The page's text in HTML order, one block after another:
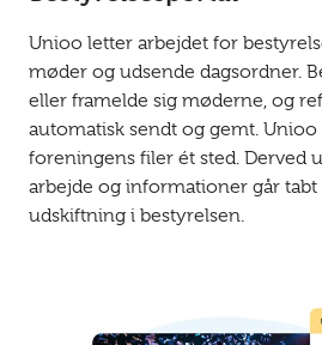
Unioo letter arbejdet for
møder og udsende dagsordner.
eller framelde sig møderne, og
automatisk sendt og gemt.
foreningens filer ét sted. Derved
arbejde og informationer går tabt
udskiftning i bestyrelsen.